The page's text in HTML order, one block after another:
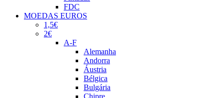
FDC
MOEDAS EUROS
1,5€
2€
A-F
Alemanha
Andorra
Áustria
Bélgica
Bulgária